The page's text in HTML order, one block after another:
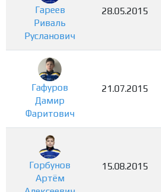
Гареев
Риваль
Русланович
28.05.2015
Гафуров
Дамир
Фаритович
21.07.2015
Горбунов
Артём
15.08.2015